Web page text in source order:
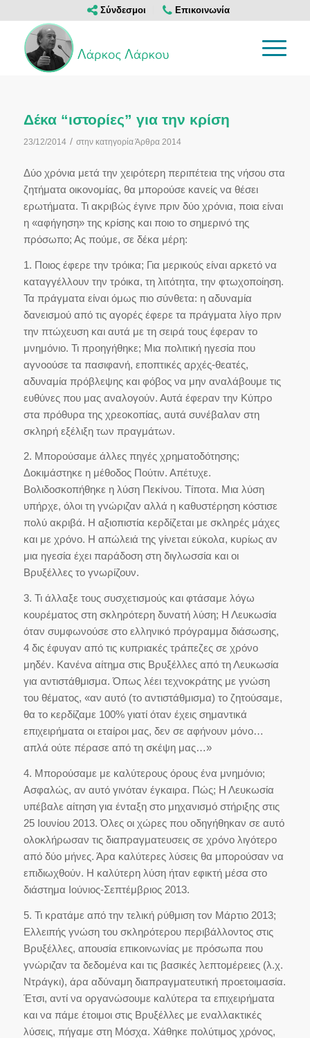
Σύνδεσμοι Επικοινωνία
Δέκα “ιστορίες” για την κρίση
23/12/2014 / στην κατηγορίαΆρθρα 2014
Δύο χρόνια μετά την χειρότερη περιπέτεια της νήσου στα
ζητήματα οικονομίας, θα μπορούσε κανείς να θέσει
ερωτήματα. Τι ακριβώς έγινε πριν δύο χρόνια, ποια είναι
η «αφήγηση» της κρίσης και ποιο το σημερινό της
πρόσωπο; Ας πούμε, σε δέκα μέρη:
1. Ποιος έφερε την τρόικα; Για μερικούς είναι αρκετό να
καταγγέλλουν την τρόικα, τη λιτότητα, την φτωχοποίηση.
Τα πράγματα είναι όμως πιο σύνθετα: η αδυναμία
δανεισμού από τις αγορές έφερε τα πράγματα λίγο πριν
την πτώχευση και αυτά με τη σειρά τους έφεραν το
μνημόνιο. Τι προηγήθηκε; Μια πολιτική ηγεσία που
αγνοούσε τα πασιφανή, εποπτικές αρχές-θεατές,
αδυναμία πρόβλεψης και φόβος να μην αναλάβουμε τις
ευθύνες που μας αναλογούν. Αυτά έφεραν την Κύπρο
στα πρόθυρα της χρεοκοπίας, αυτά συνέβαλαν στη
σκληρή εξέλιξη των πραγμάτων.
2. Μπορούσαμε άλλες πηγές χρηματοδότησης;
Δοκιμάστηκε η μέθοδος Πούτιν. Απέτυχε.
Βολιδοσκοπήθηκε η λύση Πεκίνου. Τίποτα. Μια λύση
υπήρχε, όλοι τη γνώριζαν αλλά η καθυστέρηση κόστισε
πολύ ακριβά. Η αξιοπιστία κερδίζεται με σκληρές μάχες
και με χρόνο. Η απώλειά της γίνεται εύκολα, κυρίως αν
μια ηγεσία έχει παράδοση στη διγλωσσία και οι
Βρυξέλλες το γνωρίζουν.
3. Τι άλλαξε τους συσχετισμούς και φτάσαμε λόγω
κουρέματος στη σκληρότερη δυνατή λύση; Η Λευκωσία
όταν συμφωνούσε στο ελληνικό πρόγραμμα διάσωσης,
4 δις έφυγαν από τις κυπριακές τράπεζες σε χρόνο
μηδέν. Κανένα αίτημα στις Βρυξέλλες από τη Λευκωσία
για αντιστάθμισμα. Όπως λέει τεχνοκράτης με γνώση
του θέματος, «αν αυτό (το αντιστάθμισμα) το ζητούσαμε,
θα το κερδίζαμε 100% γιατί όταν έχεις σημαντικά
επιχειρήματα οι εταίροι μας, δεν σε αφήνουν μόνο…
απλά ούτε πέρασε από τη σκέψη μας…»
4. Μπορούσαμε με καλύτερους όρους ένα μνημόνιο;
Ασφαλώς, αν αυτό γινόταν έγκαιρα. Πώς; Η Λευκωσία
υπέβαλε αίτηση για ένταξη στο μηχανισμό στήριξης στις
25 Ιουνίου 2013. Όλες οι χώρες που οδηγήθηκαν σε αυτό
ολοκλήρωσαν τις διαπραγματευσεις σε χρόνο λιγότερο
από δύο μήνες. Άρα καλύτερες λύσεις θα μπορούσαν να
επιδιωχθούν. Η καλύτερη λύση ήταν εφικτή μέσα στο
διάστημα Ιούνιος-Σεπτέμβριος 2013.
5. Τι κρατάμε από την τελική ρύθμιση τον Μάρτιο 2013;
Ελλειπής γνώση του σκληρότερου περιβάλλοντος στις
Βρυξέλλες, απουσία επικοινωνίας με πρόσωπα που
γνώριζαν τα δεδομένα και τις βασικές λεπτομέρειες (λ.χ.
Ντράγκι), άρα αδύναμη διαπραγματευτική προετοιμασία.
Έτσι, αντί να οργανώσουμε καλύτερα τα επιχειρήματα
και να πάμε έτοιμοι στις Βρυξέλλες με εναλλακτικές
λύσεις, πήγαμε στη Μόσχα. Χάθηκε πολύτιμος χρόνος,